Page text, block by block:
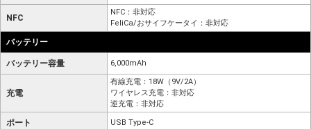
NFC
NFC：非対応
FeliCa/おサイフケータイ：非対応
バッテリー
バッテリー容量 6,000mAh
充電
有線充電：18W（9V/2A）
ワイヤレス充電：非対応
逆充電：非対応
ポート USB Type-C